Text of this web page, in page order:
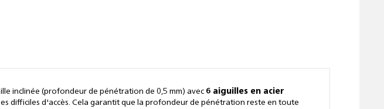
inclinée (profondeur de pénétration de 0,5 mm) avec 6 aiguilles en acier
difficiles d'accès. Cela garantit que la profondeur de pénétration reste en toute